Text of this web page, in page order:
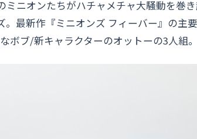
ミニオンたちがハチャメチャ大騒動を巻
。最新作『ミニオンズ フィーバー』の主
ボブ/新キャラクターのオットーの3人組。